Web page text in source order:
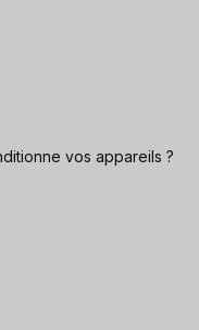
vos appareils ?